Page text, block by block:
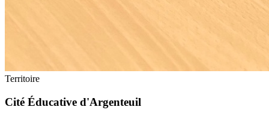
Territoire
Cité Éducative d'Argenteuil